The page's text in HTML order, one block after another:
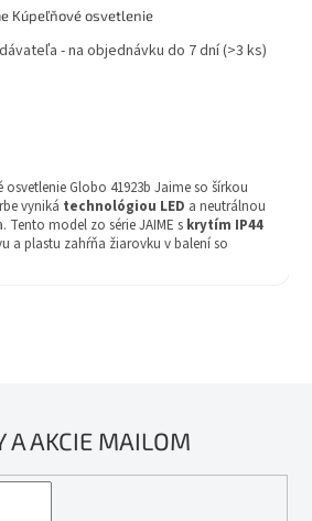
Kúpeľňové osvetlenie
- na objednávku do 7 dní(>3 ks)
Globo 41923b Jaime so šírkou
vyniká technológiou LED a neutrálnou
Tento model zo série JAIME s krytím IP44
a plastu zahŕňa žiarovku v balení so
A AKCIE MAILOM